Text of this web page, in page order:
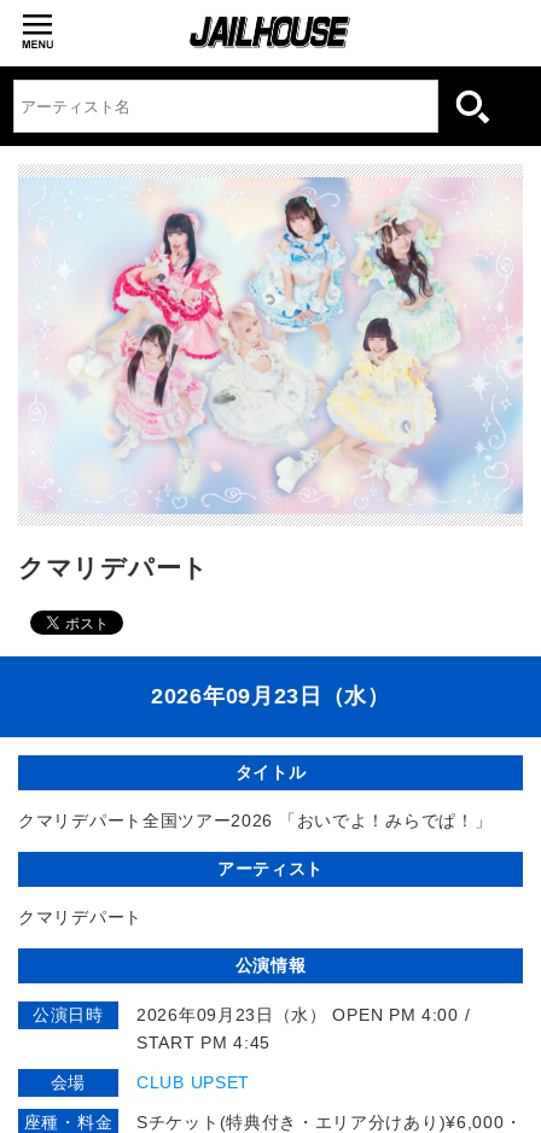
クマリデパート
2026年09月23日（水）
タイトル
クマリデパート全国ツアー2026 「おいでよ！みらでぱ！」
アーティスト
クマリデパート
公演情報
公演日時
2026年09月23日（水） OPEN PM 4:00 /
START PM 4:45
会場 CLUB UPSET
座種・料金
Sチケット(特典付き・エリア分けあり)¥6,000・